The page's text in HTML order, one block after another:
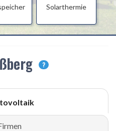
Solarthermie
?